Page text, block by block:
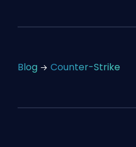
Blog Counter-Strike